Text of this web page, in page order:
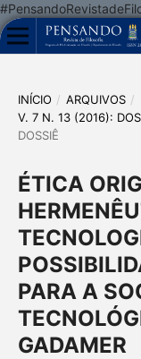
INÍCIO / ARQUIVOS /
V. 7 N. 13 (2016):
DOSSIÊ
ÉTICA
PARA A
GADAMER